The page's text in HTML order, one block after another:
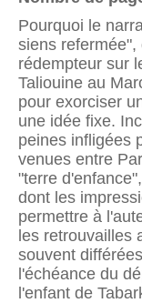
Pourquoi le
siens
rédempteur sur
Taliouine au
pour exorciser
une idée fixe.
peines infligées
venues entre
"terre
dont les
permettre à
les retrouvailles
souvent
l'échéance du
l'enfant de